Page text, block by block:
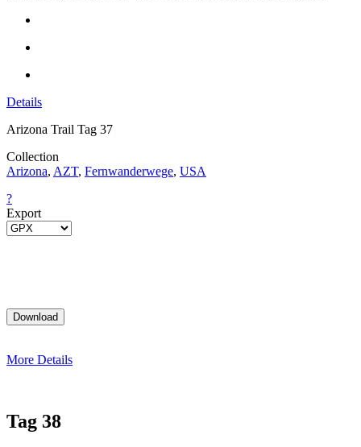
Details
Arizona Trail Tag 37
Collection
Arizona, AZT, Fernwanderwege, USA
?
Export
More Details
Tag 38